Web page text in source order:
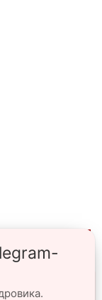
призовників,
cookie.